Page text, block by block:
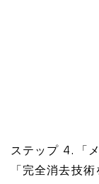
ステップ 4. 「
「完全消去技